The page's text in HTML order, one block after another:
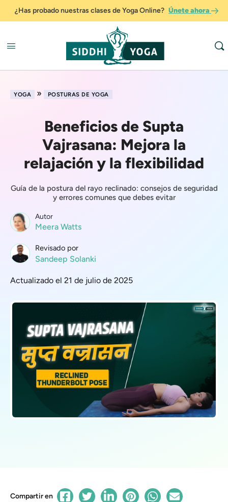
¿Has probado nuestras clases de Yoga Online? Únete ahora
YOGA » POSTURAS DE YOGA
Beneficios de Supta
Vajrasana: Mejora la
relajación y la flexibilidad
Guía de la postura del rayo reclinado: consejos de seguridad
y errores comunes que debes evitar
Autor
Meera Watts
Revisado por
Sandeep Solanki
Actualizado el 21 de julio de 2025
Compartir en